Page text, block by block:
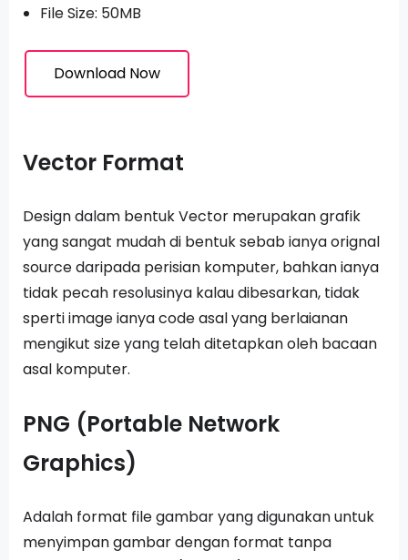
File Size: 50MB
Download Now
Vector Format
Design dalam bentuk Vector merupakan grafik
yang sangat mudah di bentuk sebab ianya orignal
source daripada perisian komputer, bahkan ianya
tidak pecah resolusinya kalau dibesarkan, tidak
sperti image ianya code asal yang berlaianan
mengikut size yang telah ditetapkan oleh bacaan
asal komputer.
PNG (Portable Network
Graphics)
Adalah format file gambar yang digunakan untuk
menyimpan gambar dengan format tanpa